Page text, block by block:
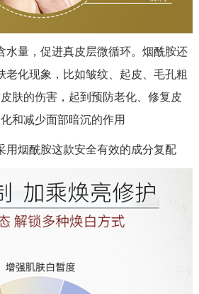
水量，促进真皮层微循环。烟酰胺还
老化现象，比如皱纹、起皮、毛孔粗
肤的伤害，起到预防老化、修复皮
和减少面部暗沉的作用
用烟酰胺这款安全有效的成分复配